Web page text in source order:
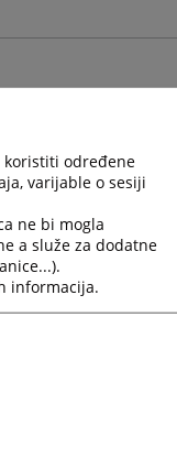
će ostvariti svoje
zabrane obavljanja
postupka, uvjerenje
koristiti određene
varijable o sesiji
ne bi mogla
a služe za dodatne
informacija.